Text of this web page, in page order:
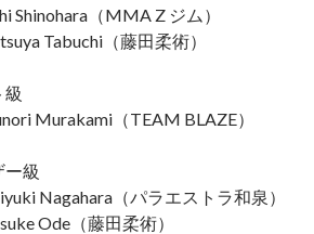
（MMA Z ジム）
Tabuchi（藤田柔術）
級
Murakami（TEAM BLAZE）
級
Nagahara（パラエストラ和泉）
Ode（藤田柔術）